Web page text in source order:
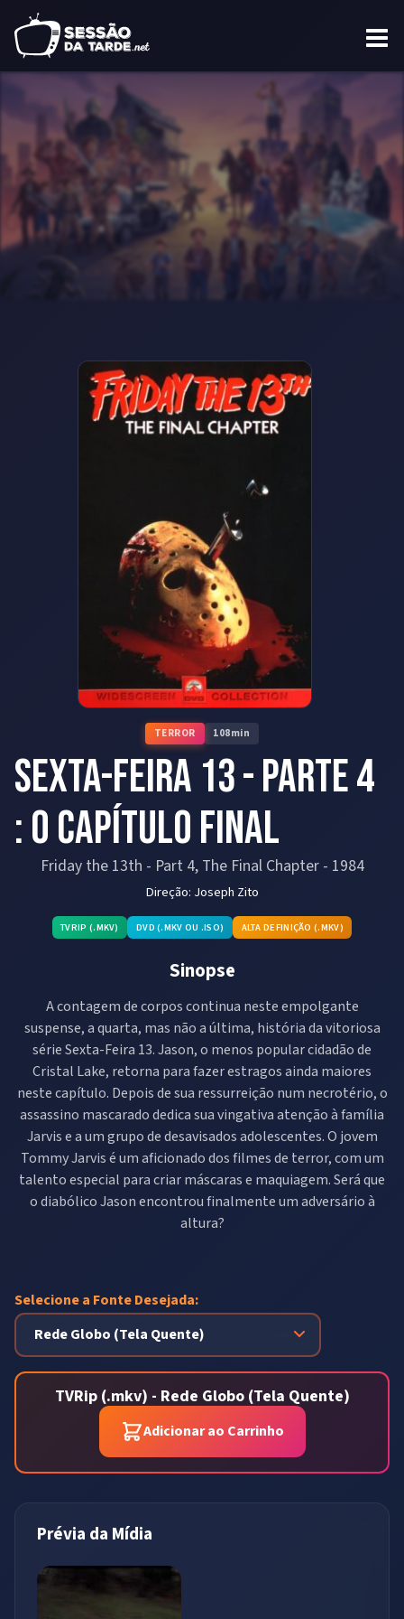
TERROR 108min
Sexta-feira 13 - Parte 4
: O Capítulo final
Friday the 13th - Part 4, The Final Chapter- 1984
Direção: Joseph Zito
TVRIP (.MKV) DVD (.MKV OU .ISO) ALTA DEFINIÇÃO (.MKV)
Sinopse
A contagem de corpos continua neste empolgante
suspense, a quarta, mas não a última, história da vitoriosa
série Sexta-Feira 13. Jason, o menos popular cidadão de
Cristal Lake, retorna para fazer estragos ainda maiores
neste capítulo. Depois de sua ressurreição num necrotério, o
assassino mascarado dedica sua vingativa atenção à família
Jarvis e a um grupo de desavisados adolescentes. O jovem
Tommy Jarvis é um aficionado dos filmes de terror, com um
talento especial para criar máscaras e maquiagem. Será que
o diabólico Jason encontrou finalmente um adversário à
altura?
Selecione a Fonte Desejada:
TVRip (.mkv) - Rede Globo (Tela Quente)
Adicionar ao Carrinho
Prévia da Mídia